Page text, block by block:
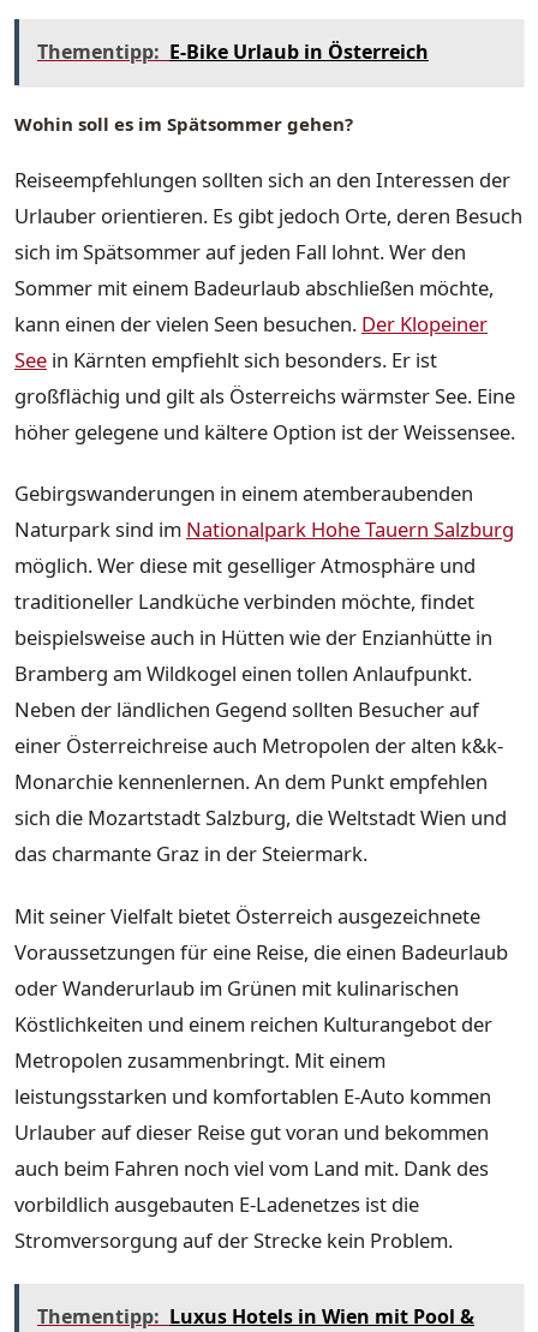
Thementipp: E-Bike Urlaub in Österreich
Wohin soll es im Spätsommer gehen?
Reiseempfehlungen sollten sich an den Interessen der
Urlauber orientieren. Es gibt jedoch Orte, deren Besuch
sich im Spätsommer auf jeden Fall lohnt. Wer den
Sommer mit einem Badeurlaub abschließen möchte,
kann einen der vielen Seen besuchen. Der Klopeiner
See in Kärnten empfiehlt sich besonders. Er ist
großflächig und gilt als Österreichs wärmster See. Eine
höher gelegene und kältere Option ist der Weissensee.
Gebirgswanderungen in einem atemberaubenden
Naturpark sind im Nationalpark Hohe Tauern Salzburg
möglich. Wer diese mit geselliger Atmosphäre und
traditioneller Landküche verbinden möchte, findet
beispielsweise auch in Hütten wie der Enzianhütte in
Bramberg am Wildkogel einen tollen Anlaufpunkt.
Neben der ländlichen Gegend sollten Besucher auf
einer Österreichreise auch Metropolen der alten k&k-
Monarchie kennenlernen. An dem Punkt empfehlen
sich die Mozartstadt Salzburg, die Weltstadt Wien und
das charmante Graz in der Steiermark.
Mit seiner Vielfalt bietet Österreich ausgezeichnete
Voraussetzungen für eine Reise, die einen Badeurlaub
oder Wanderurlaub im Grünen mit kulinarischen
Köstlichkeiten und einem reichen Kulturangebot der
Metropolen zusammenbringt. Mit einem
leistungsstarken und komfortablen E-Auto kommen
Urlauber auf dieser Reise gut voran und bekommen
auch beim Fahren noch viel vom Land mit. Dank des
vorbildlich ausgebauten E-Ladenetzes ist die
Stromversorgung auf der Strecke kein Problem.
Thementipp: Luxus Hotels in Wien mit Pool &